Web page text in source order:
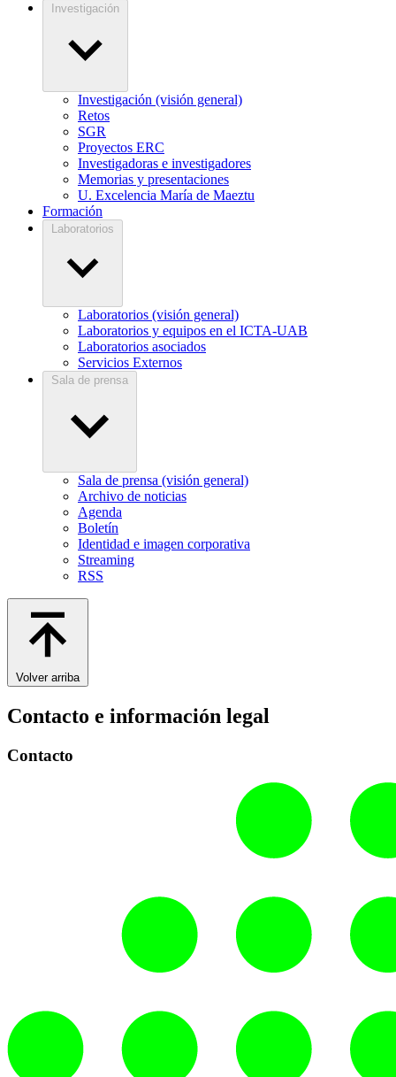
Investigación
Investigación (visión general)
Retos
SGR
Proyectos ERC
Investigadoras e investigadores
Memorias y presentaciones
U. Excelencia María de Maeztu
Formación
Laboratorios
Laboratorios (visión general)
Laboratorios y equipos en el ICTA-UAB
Laboratorios asociados
Servicios Externos
Sala de prensa
Sala de prensa (visión general)
Archivo de noticias
Agenda
Boletín
Identidad e imagen corporativa
Streaming
RSS
Volver arriba
Contacto e información legal
Contacto